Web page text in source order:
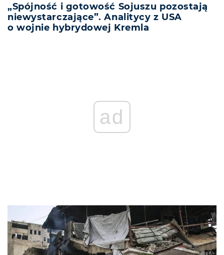
„Spójność i gotowość Sojuszu pozostają
niewystarczające”. Analitycy z USA
o wojnie hybrydowej Kremla